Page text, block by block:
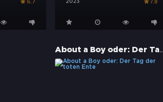
6.7 2023 7.8
About a Boy oder: